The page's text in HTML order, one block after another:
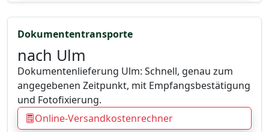
Dokumententransporte
nach Ulm
Dokumentenlieferung Ulm: Schnell, genau zum
angegebenen Zeitpunkt, mit Empfangsbestätigung
und Fotofixierung.
Online-Versandkostenrechner